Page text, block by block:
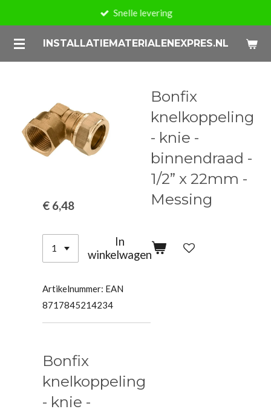
naar
de
INSTALLATIEMATERIALENEXPRES.NL
Snelle levering
Bonfix
knelkoppeling
- knie -
binnendraad -
1/2” x 22mm -
Messing
€ 6,48
In
winkelwagen
Artikelnummer: EAN
8717845214234
Bonfix
knelkoppeling
- knie -